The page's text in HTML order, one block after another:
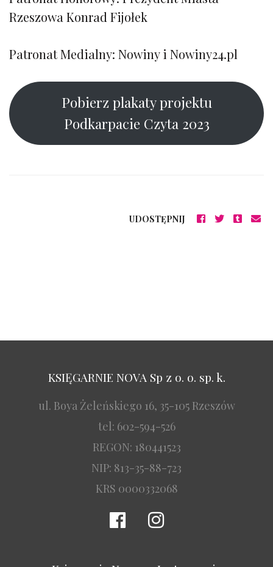
Rzeszowa Konrad Fijołek
Patronat Medialny: Nowiny i Nowiny24.pl
Pobierz plakaty projektu
Podkarpacie Czyta 2023
UDOSTĘPNIJ
KSIĘGARNIE NOVA Sp z o. o. sp. k.
ul. Boya Żeleńskiego 16, 35-105 Rzeszów
tel: 602-594-526
REGON: 180441523
NIP: 813-35-88-723
KRS 0000332068